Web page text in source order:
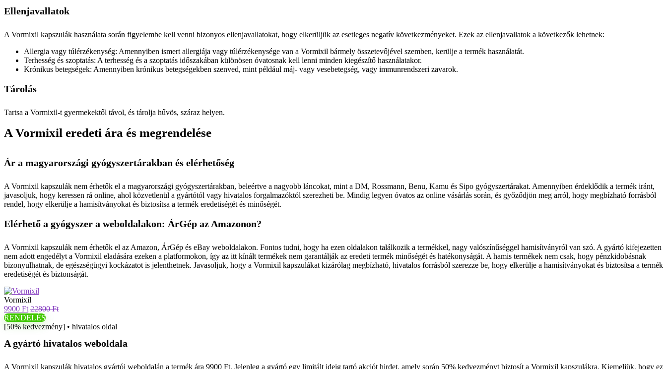
Ellenjavallatok
A Vormixil kapszulák használata során figyelembe kell venni bizonyos ellenjavallatokat, hogy elkerüljük az esetleges negatív következményeket. Ezek az ellenjavallatok a következők lehetnek:
Allergia vagy túlérzékenység: Amennyiben ismert allergiája vagy túlérzékenysége van a Vormixil bármely összetevőjével szemben, kerülje a termék használatát.
Terhesség és szoptatás: A terhesség és a szoptatás időszakában különösen óvatosnak kell lenni minden kiegészítő használatakor.
Krónikus betegségek: Amennyiben krónikus betegségekben szenved, mint például máj- vagy vesebetegség, vagy immunrendszeri zavarok.
Tárolás
Tartsa a Vormixil-t gyermekektől távol, és tárolja hűvös, száraz helyen.
A Vormixil eredeti ára és megrendelése
Ár a magyarországi gyógyszertárakban és elérhetőség
A Vormixil kapszulák nem érhetők el a magyarországi gyógyszertárakban, beleértve a nagyobb láncokat, mint a DM, Rossmann, Benu, Kamu és Sipo gyógyszertárakat. Amennyiben érdeklődik a termék iránt,
javasoljuk, hogy keressen rá online, ahol közvetlenül a gyártótól vagy hivatalos forgalmazóktól szerezheti be. Mindig legyen óvatos az online vásárlás során, és győződjön meg arról, hogy megbízható forrásból
rendel, hogy elkerülje a hamisítványokat és biztosítsa a termék eredetiségét és minőségét.
Elérhető a gyógyszer a weboldalakon: ÁrGép az Amazonon?
A Vormixil kapszulák nem érhetők el az Amazon, ÁrGép és eBay weboldalakon. Fontos tudni, hogy ha ezen oldalakon találkozik a termékkel, nagy valószínűséggel hamisítványról van szó. A gyártó kifejezetten
nem adott engedélyt a Vormixil eladására ezeken a platformokon, így az itt kínált termékek nem garantálják az eredeti termék minőségét és hatékonyságát. A hamis termékek nem csak, hogy pénzkidobásnak
bizonyulhatnak, de egészségügyi kockázatot is jelenthetnek. Javasoljuk, hogy a Vormixil kapszulákat kizárólag megbízható, hivatalos forrásból szerezze be, hogy elkerülje a hamisítványokat és biztosítsa a termék
eredetiségét és biztonságát.
Vormixil
9900 Ft 22800 Ft
RENDELÉS
[50% kedvezmény] • hivatalos oldal
A gyártó hivatalos weboldala
A Vormixil kapszulák hivatalos gyártói weboldalán a termék ára 9900 Ft. Jelenleg a gyártó egy limitált ideig tartó akciót hirdet, amely során 50% kedvezményt biztosít a Vormixil kapszulákra. Kiemeljük, hogy ez